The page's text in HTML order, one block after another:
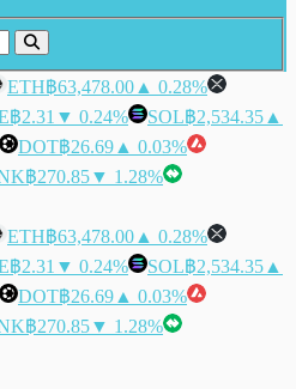
ETH฿63,478.00 ▲ 0.28%
฿2.31 ▼ 0.24% SOL฿2,534.35 ▲
DOT฿26.69 ▲ 0.03%
฿270.85▼ 1.28%
ETH฿63,478.00 ▲ 0.28%
฿2.31 ▼ 0.24% SOL฿2,534.35 ▲
DOT฿26.69 ▲ 0.03%
฿270.85▼ 1.28%